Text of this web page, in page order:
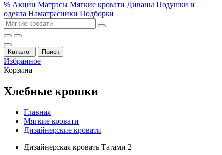
% Акции Матрасы Мягкие кровати Диваны Подушки и
одеяла Наматрасники Подборки
Каталог Поиск
Избранное
Корзина
Хлебные крошки
Главная
Мягкие кровати
Дизайнерские кровати
Дизайнерская кровать Татами 2